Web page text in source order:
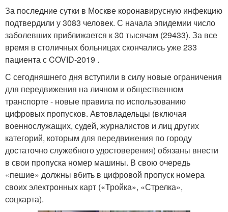
За последние сутки в Москве коронавирусную инфекцию
подтвердили у 3083 человек. С начала эпидемии число
заболевших приближается к 30 тысячам (29433). За все
время в столичных больницах скончались уже 233
пациента с COVID-2019 .
С сегодняшнего дня вступили в силу новые ограничения
для передвижения на личном и общественном
транспорте - новые правила по использованию
цифровых пропусков. Автовладельцы (включая
военнослужащих, судей, журналистов и лиц других
категорий, которым для передвижения по городу
достаточно служебного удостоверения) обязаны внести
в свои пропуска номер машины. В свою очередь
«пешие» должны вбить в цифровой пропуск номера
своих электронных карт («Тройка», «Стрелка»,
соцкарта).